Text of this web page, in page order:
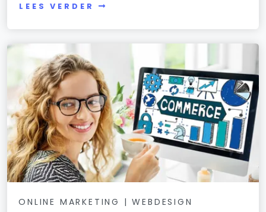
LEES VERDER
ONLINE MARKETING | WEBDESIGN